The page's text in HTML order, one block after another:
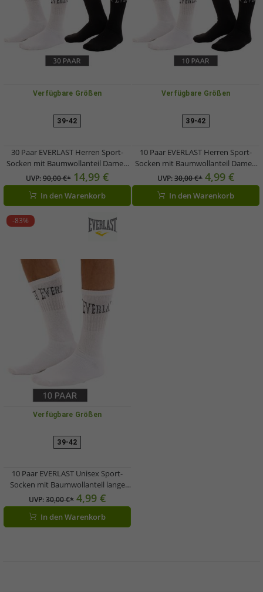
Verfügbare Größen
39-42
30 Paar EVERLAST Herren Sport-
Socken mit Baumwollanteil Damen
Socken Sparpack OEKO-TEX
Standard EVL1TENX Weiß oder
Schwarz
UVP:90,00 €* 14,99 €
In den Warenkorb
Verfügbare Größen
39-42
10 Paar EVERLAST Herren Sport-
Socken mit Baumwollanteil Damen
Socken lange Strümpfe OEKO-TEX
Standard EVL1TENX Weiß oder
Schwarz
UVP:30,00 €* 4,99 €
In den Warenkorb
-83%
Verfügbare Größen
39-42
10 Paar EVERLAST Unisex Sport-
Socken mit Baumwollanteil lange
Strümpfe OEKO-TEX Standard 100
EVL1TENX10BL Weiß
UVP:30,00 €* 4,99 €
In den Warenkorb